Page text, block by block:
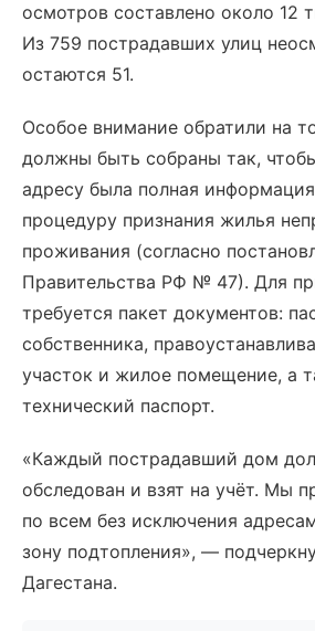
осмотров составлено около 12
Из 759 пострадавших улиц
остаются 51.
Особое внимание обратили на
должны быть собраны так,
адресу была полная
процедуру признания жилья
проживания (согласно
Правительства РФ № 47). Для
требуется пакет документов:
собственника,
участок и жилое помещение, а
технический паспорт.
«Каждый пострадавший дом
обследован и взят на учёт. Мы
по всем без исключения
зону подтопления», —
Дагестана.